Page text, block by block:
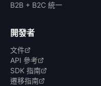
B2B + B2C 統一
開發者
文件
API 參考
SDK 指南
遷移指南